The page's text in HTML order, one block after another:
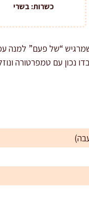
כשרות: בשרי
“של פעם” למנה
נכון עם טמפרטורה